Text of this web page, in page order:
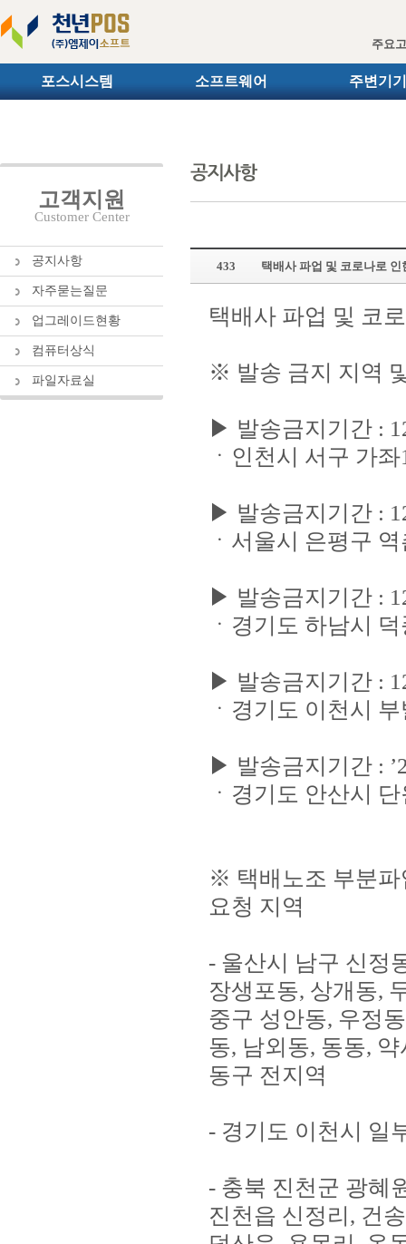
주요
포스시스템 소프트웨어 주변기기
고객지원
Customer Center
공지사항
자주묻는질문
업그레이드현황
컴퓨터상식
파일자료실
433 택배사 파업 및 코로나로
택배사 파업 및 코
※ 발송 금지 지역
▶ 발송금지기간 :
ㆍ인천시 서구 가
▶ 발송금지기간 :
ㆍ서울시 은평구
▶ 발송금지기간 :
ㆍ경기도 하남시
▶ 발송금지기간 :
ㆍ경기도 이천시
▶ 발송금지기간 :
ㆍ경기도 안산시
※ 택배노조 부분파
요청 지역
- 울산시 남구 신정
장생포동, 상개동,
중구 성안동, 우정
동, 남외동, 동동,
동구 전지역
- 경기도 이천시 일
- 충북 진천군 광혜
진천읍 신정리, 건